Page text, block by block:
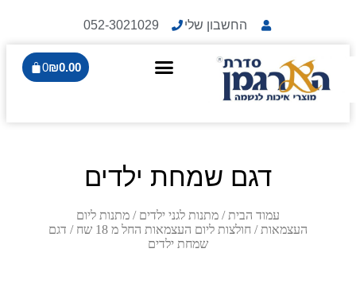
החשבון שלי 052-3021029
₪0.00
0
דגם שמחת ילדים
עמוד הבית / מתנות לגני ילדים / מתנות ליום
העצמאות / חולצות ליום העצמאות החל מ 18 שח
/ דגם
שמחת ילדים